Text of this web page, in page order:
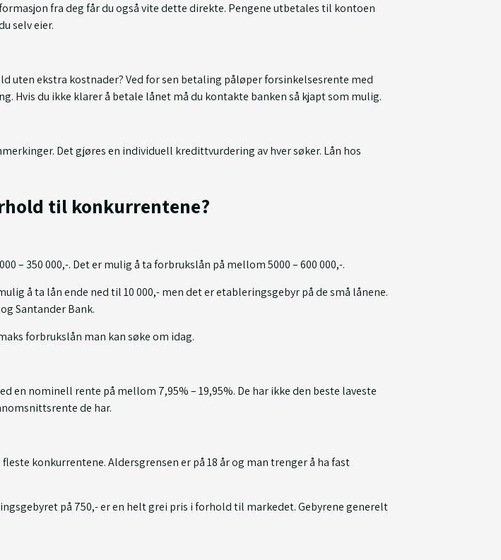
fra deg får du også vite dette direkte. Pengene utbetales til kontoen
selv eier.
uten ekstra kostnader? Ved for sen betaling påløper forsinkelsesrente med
Hvis du ikke klarer å betale lånet må du kontakte banken så kjapt som mulig.
Det gjøres en individuell kredittvurdering av hver søker. Lån hos
til konkurrentene?
– 350 000,-. Det er mulig å ta forbrukslån på mellom 5000 – 600 000,-.
å ta lån ende ned til 10 000,- men det er etableringsgebyr på de små lånene.
Santander Bank.
forbrukslån man kan søke om idag.
en nominell rente på mellom 7,95% – 19,95%. De har ikke den beste laveste
de har.
konkurrentene. Aldersgrensen er på 18 år og man trenger å ha fast
på 750,- er en helt grei pris i forhold til markedet. Gebyrene generelt